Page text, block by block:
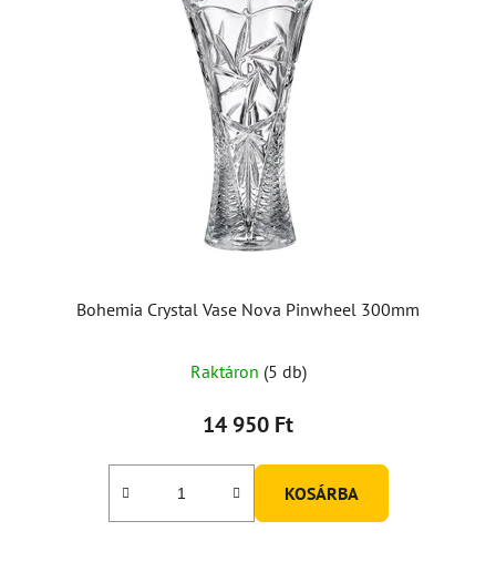
Bohemia Crystal Vase Nova Pinwheel 300mm
Raktáron (5 db)
14 950 Ft
KOSÁRBA